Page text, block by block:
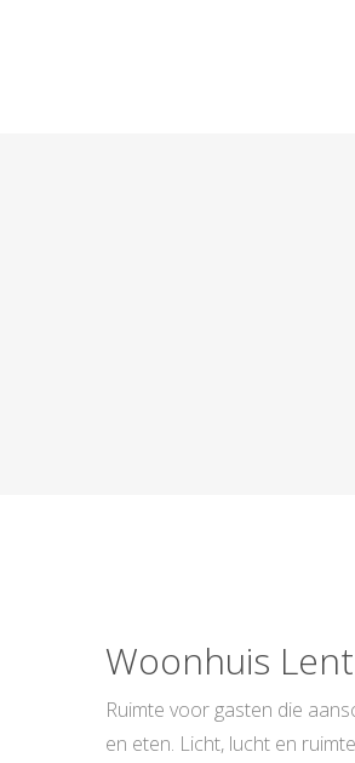
Woonhuis Lent
Ruimte voor gasten die
en eten. Licht, lucht en